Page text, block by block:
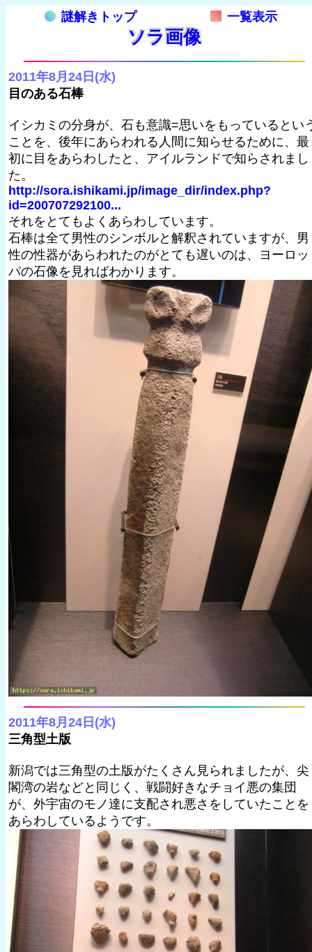
謎解きトップ 一覧表示
ソラ画像
2011年8月24日(水)
目のある石棒
イシカミの分身が、石も意識=思いをもっているとい
ことを、後年にあらわれる人間に知らせるために、最
初に目をあらわしたと、アイルランドで知らされまし
た。
http://sora.ishikami.jp/image_dir/index.php?
id=200707292100...
それをとてもよくあらわしています。
石棒は全て男性のシンボルと解釈されていますが、男
性の性器があらわれたのがとても遅いのは、ヨーロッ
パの石像を見ればわかります。
2011年8月24日(水)
三角型土版
新潟では三角型の土版がたくさん見られましたが、尖
閣湾の岩などと同じく、戦闘好きなチョイ悪の集団
が、外宇宙のモノ達に支配され悪さをしていたことを
あらわしているようです。